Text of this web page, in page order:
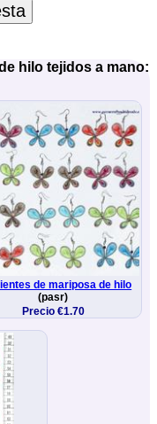
hilo tejidos a mano:
de mariposa de hilo
(pasr)
Precio €1.70